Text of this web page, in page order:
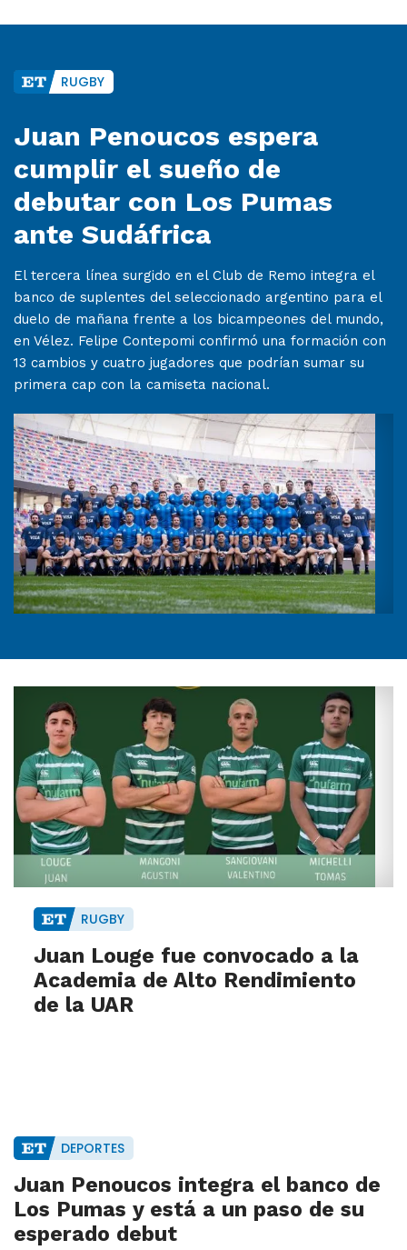
RUGBY
Juan Penoucos espera
cumplir el sueño de
debutar con Los Pumas
ante Sudáfrica
El tercera línea surgido en el Club de Remo integra el
banco de suplentes del seleccionado argentino para el
duelo de mañana frente a los bicampeones del mundo,
en Vélez. Felipe Contepomi confirmó una formación con
13 cambios y cuatro jugadores que podrían sumar su
primera cap con la camiseta nacional.
RUGBY
Juan Louge fue convocado a la
Academia de Alto Rendimiento
de la UAR
DEPORTES
Juan Penoucos integra el banco de
Los Pumas y está a un paso de su
esperado debut